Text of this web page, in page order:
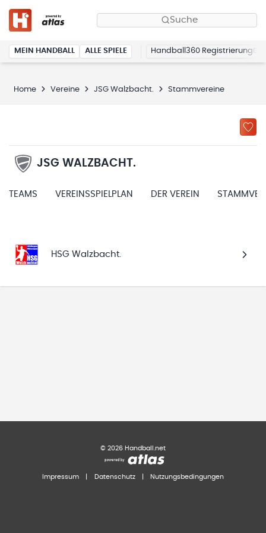
Suche
MEIN HANDBALL ALLE SPIELE Handball360 Registrierung
Home Vereine JSG Walzbacht. Stammvereine
JSG WALZBACHT.
TEAMS VEREINSSPIELPLAN DER VEREIN
HSG Walzbacht.
© 2026 Handball.net
Impressum Datenschutz Nutzungsbedingungen